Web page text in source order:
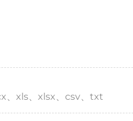
xls、xlsx、csv、txt